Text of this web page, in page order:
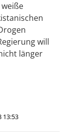
will
länger
13:53